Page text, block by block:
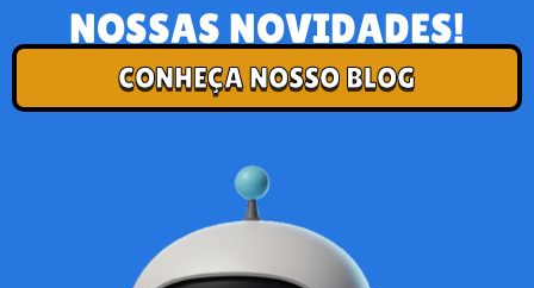
NOSSAS NOVIDADES!
CONHEÇA NOSSO BLOG